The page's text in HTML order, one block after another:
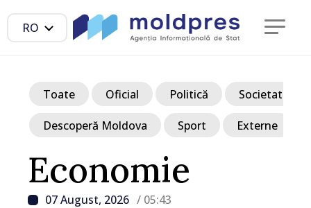
RO
Economie
07 August, 2026 / 05:43
Toate Oficial Politică Societate
Descoperă Moldova Sport Externe